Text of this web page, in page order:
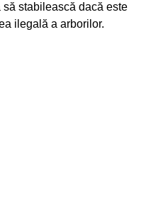
stabilească dacă este
ilegală a arborilor.